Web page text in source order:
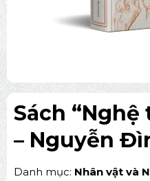
Sách
– Nguyễn
bản giới hạn
Danh mục: Nhân vật và